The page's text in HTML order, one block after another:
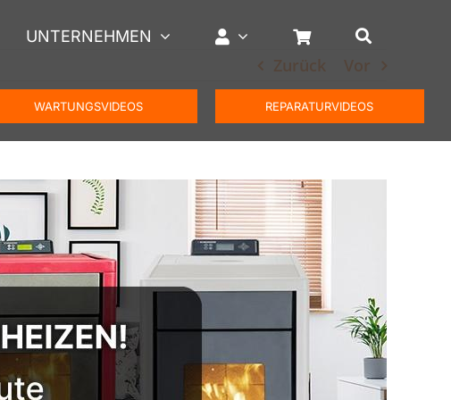
UNTERNEHMEN
WARTUNGSVIDEOS REPARATURVIDEOS
Zurück Vor